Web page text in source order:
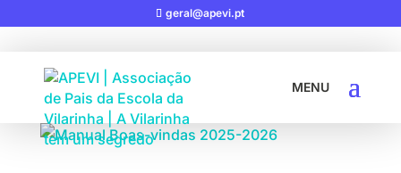
geral@apevi.pt